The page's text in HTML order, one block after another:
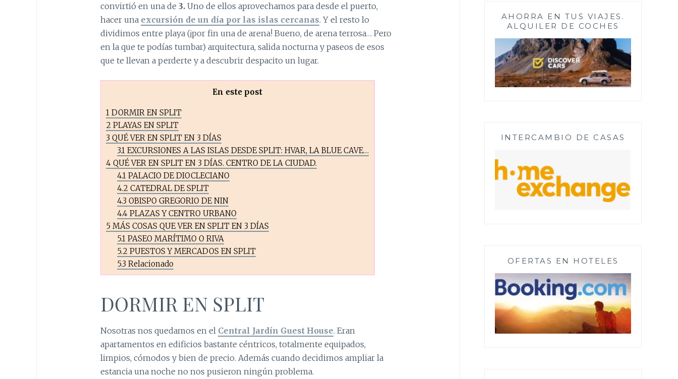
convirtió en una de 3.Uno de ellos aprovechamos para desde el puerto,
hacer una excursión de un día por las islas cercanas. Y el resto lo
dividimos entre playa (¡por fin una de arena! Bueno, de arena terrosa… Pero
en la que te podías tumbar) arquitectura, salida nocturna y paseos de esos
que te llevan a perderte y a descubrir despacito un lugar.
En este post
1 DORMIR EN SPLIT
2 PLAYAS EN SPLIT
3 QUÉ VER EN SPLIT EN 3 DÍAS
3.1 EXCURSIONES A LAS ISLAS DESDE SPLIT: HVAR, LA BLUE CAVE…
4QUÉ VER EN SPLIT EN 3 DÍAS. CENTRO DE LA CIUDAD.
4.1 PALACIO DE DIOCLECIANO
4.2 CATEDRAL DE SPLIT
4.3 OBISPO GREGORIO DE NIN
4.4 PLAZAS Y CENTRO URBANO
5 MÁS COSAS QUE VER EN SPLIT EN 3 DÍAS
5.1 PASEO MARÍTIMO O RIVA
5.2 PUESTOS Y MERCADOS EN SPLIT
5.3 Relacionado
DORMIR EN SPLIT
Nosotras nos quedamos en el Central Jardín Guest House. Eran
apartamentos en edificios bastante céntricos, totalmente equipados,
limpios, cómodos y bien de precio. Además cuando decidimos ampliar la
estancia una noche no nos pusieron ningún problema.
AHORRA EN TUS VIAJES.
ALQUILER DE COCHES
INTERCAMBIO DE CASAS
OFERTAS EN HOTELES